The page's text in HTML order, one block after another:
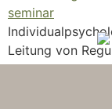
Leitung von